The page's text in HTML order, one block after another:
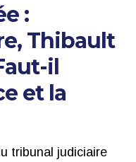
:
Thibault
il
et la
tribunal judiciaire